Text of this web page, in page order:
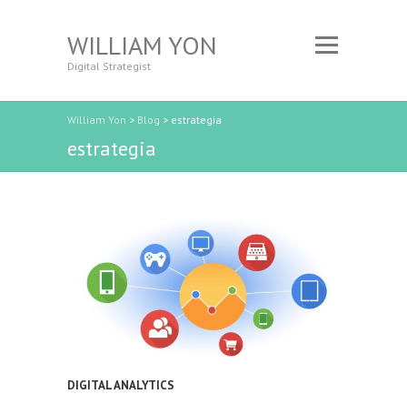
WILLIAM YON
Digital Strategist
William Yon > Blog > estrategia
estrategia
DIGITAL ANALYTICS